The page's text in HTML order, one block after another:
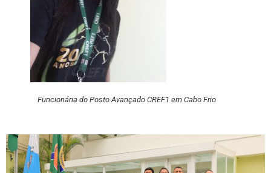
Funcionária do Posto Avançado CREF1 em Cabo Frio